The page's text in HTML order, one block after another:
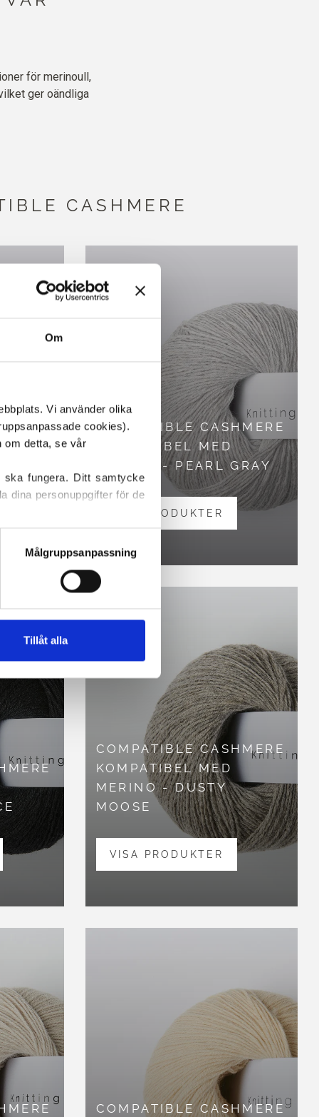
Om
Vi använder olika
cookies).
fungera. Ditt samtycke
dina personuppgifter för de
hittar information om hur du
Målgruppsanpassning
Tillåt alla
för merinoull,
ger oändliga
CASHMERE
COMPATIBLE CASHMERE
KOMPATIBEL MED
MERINO - PEARL GRAY
VISA PRODUKTER
COMPATIBLE CASHMERE
KOMPATIBEL MED
MERINO - DUSTY
MOOSE
VISA PRODUKTER
COMPATIBLE CASHMERE